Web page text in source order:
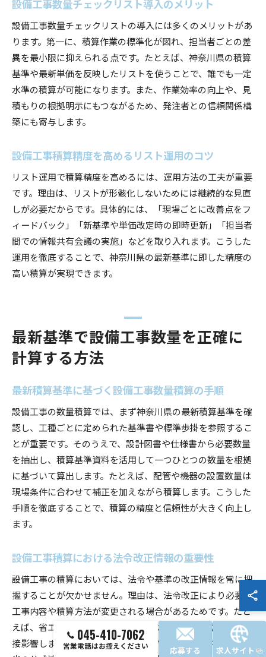
設備工事数量チェックリスト導入のメリット
設備工事数量チェックリストの導入には多くのメリットがあ
ります。第一に、積算作業の標準化が図れ、担当者ごとの差
異を最小限に抑えられる点です。たとえば、神奈川県の積算
基準や最新単価を反映したリストを使うことで、誰でも一定
水準の積算が可能になります。また、作業効率の向上や、見
積もりの根拠明示にもつながるため、発注者との信頼関係構
築にも寄与します。
設備工事積算精度を高めるリスト運用のコツ
リスト運用で積算精度を高めるには、運用方法の工夫が重要
です。理由は、リストが形骸化しないためには継続的な見直
しが必要だからです。具体的には、「現場ごとに改善点をフ
ィードバック」「新基準や単価改定時の即時更新」「担当者
間での情報共有会議の実施」などを取り入れます。こうした
運用を徹底することで、神奈川県の最新基準に即した精度の
高い積算が実現できます。
最新基準で設備工事数量を正確に
計算する方法
最新積算基準に基づく設備工事数量積算の手順
設備工事の数量積算では、まず神奈川県の最新積算基準を確
認し、工種ごとに定められた基準書や標準歩掛を参照するこ
とが重要です。そのうえで、設計図書や仕様書から必要数量
を抽出し、積算基準資料を活用して一つひとつの数量を根拠
に基づいて算出します。たとえば、配管や機器の設置数量は
現場条件に合わせて補正を加えながら積算します。こうした
手順を徹底することで、積算の精度と信頼性が大きく向上し
ます。
設備工事積算における法令改正情報の重要性
設備工事の積算においては、法令や基準の改正情報を常に把
握することが欠かせません。理由は、法令改正により必要な
工事内容や積算方法が変更される場合があるためです。たと
えば、省エネ基準や安全基準の改正は、必要設備や数量に直
接影響します。積算担当者は、定期的に神奈川県や国土交通
045-410-7062
営業電話はお控えください 応募する 求人サイト